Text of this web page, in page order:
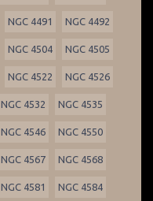
NGC 4491 NGC 4492
NGC 4504 NGC 4505
NGC 4522 NGC 4526
NGC 4532 NGC 4535
NGC 4546 NGC 4550
NGC 4567 NGC 4568
NGC 4581 NGC 4584